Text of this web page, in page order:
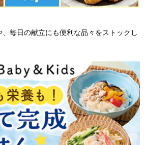
毎日の献立にも便利な品々をストックし